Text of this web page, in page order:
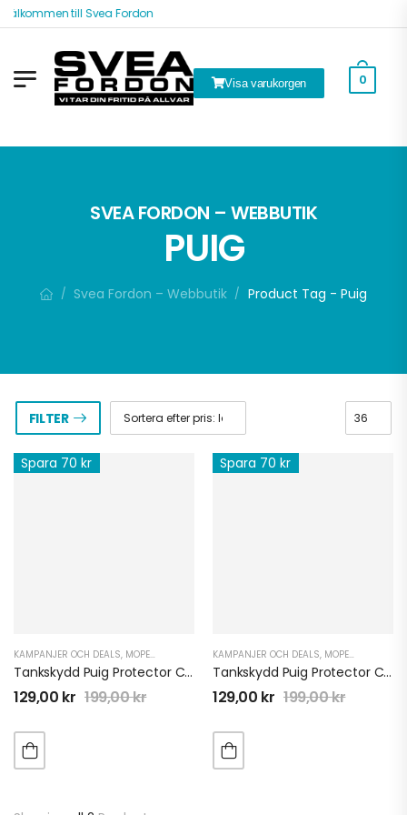
Välkommen till Svea Fordon
Visa varukorgen 0
SVEA FORDON – WEBBUTIK
PUIG
/ Svea Fordon – Webbutik / Product Tag - Puig
FILTER
Spara 70 kr
KAMPANJER OCH DEALS, MOPED TILLBEHÖR EL ,MP3 TILLBEHÖR PERFORMANCE ATV
Tankskydd Puig Protector Clear
129,00 kr 199,00kr
Spara 70 kr
KAMPANJER OCH DEALS, MOPED TILLBEHÖR EL
Tankskydd Puig Protector Carbon
129,00 kr 199,00kr